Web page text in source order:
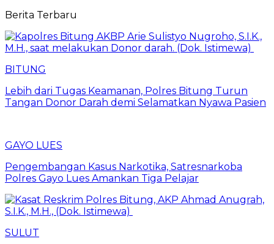
Berita Terbaru
BITUNG
Lebih dari Tugas Keamanan, Polres Bitung Turun
Tangan Donor Darah demi Selamatkan Nyawa Pasien
GAYO LUES
Pengembangan Kasus Narkotika, Satresnarkoba
Polres Gayo Lues Amankan Tiga Pelajar
SULUT